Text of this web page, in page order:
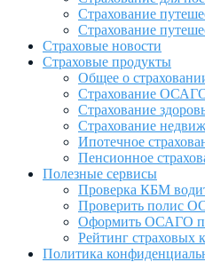
Страхование
Страхование
Страховые новости
Страховые продукты
Общее о
Страхование
Страхование
Страхование
Ипотечное
Пенсионное
Полезные сервисы
Проверка КБМ
Проверить полис
Оформить ОСАГО
Рейтинг страховых
Политика